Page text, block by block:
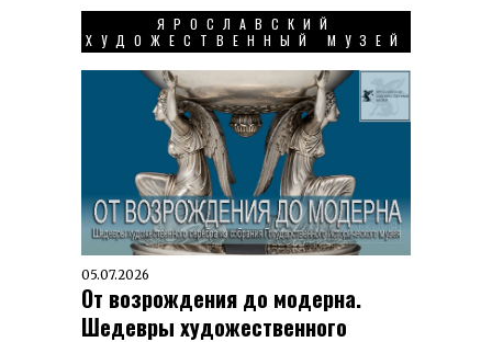
ЯРОСЛАВСКИЙ
ХУДОЖЕСТВЕННЫЙ МУЗЕЙ
05.07.2026
От возрождения до модерна.
Шедевры художественного